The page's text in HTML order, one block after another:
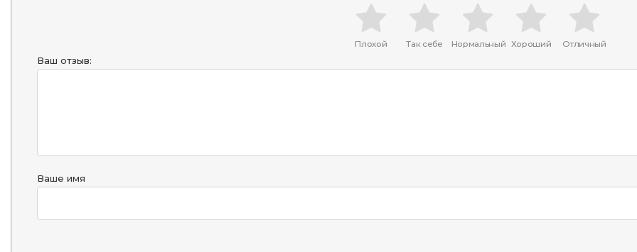
Плохой Так себе Нормальный Хороший Отличный
Ваш отзыв:
Ваше имя